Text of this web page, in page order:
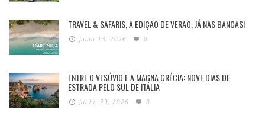
TRAVEL & SAFARIS, A EDIÇÃO DE VERÃO, JÁ NAS BANCAS!
Julho 13, 2026 0
ENTRE O VESÚVIO E A MAGNA GRÉCIA: NOVE DIAS DE
ESTRADA PELO SUL DE ITÁLIA
Junho 29, 2026 0